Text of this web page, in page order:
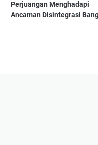
Perjuangan Menghadapi
Ancaman Disintegrasi